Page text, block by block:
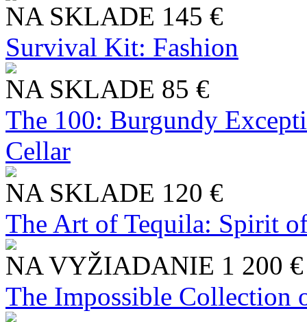
NA SKLADE 145 €
Survival Kit: Fashion
NA SKLADE 85 €
The 100: Burgundy
Cellar
NA SKLADE 120 €
The Art of Tequila: Spirit
NA VYŽIADANIE 1 200 €
The Impossible Collection